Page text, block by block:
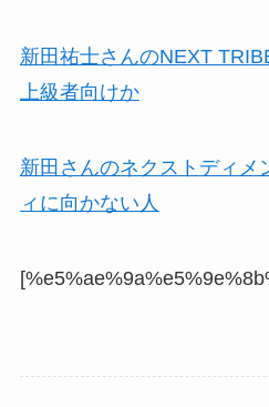
新田祐士さんのNEXT
上級者向けか
新田さんのネクストディメ
ィに向かない人